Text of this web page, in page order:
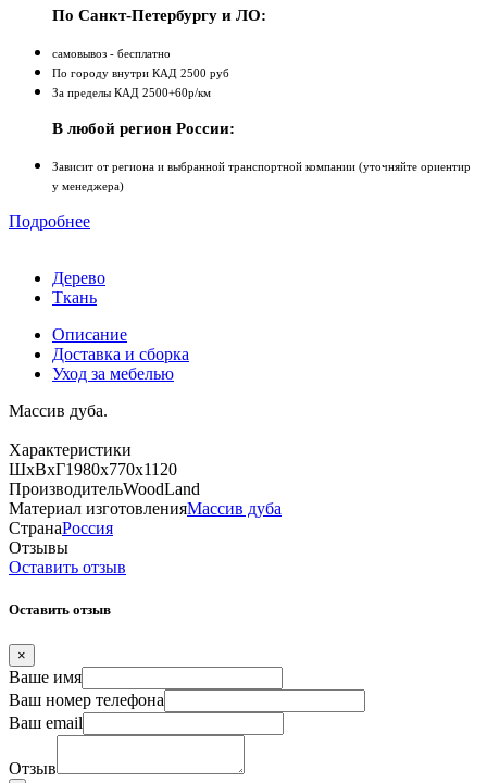
По Санкт-Петербургу и ЛО:
самовывоз - бесплатно
По городу внутри КАД 2500 руб
За пределы КАД 2500+60р/км
В любой регион России:
Зависит от региона и выбранной транспортной компании (уточняйте ориентир
у менеджера)
Подробнее
Дерево
Ткань
Описание
Доставка и сборка
Уход за мебелью
Массив дуба.
Характеристики
ШхВхГ1980х770х1120
ПроизводительWoodLand
Материал изготовленияМассив дуба
СтранаРоссия
Отзывы
Оставить отзыв
Оставить отзыв
×
Ваше имя
Ваш номер телефона
Ваш email
Отзыв